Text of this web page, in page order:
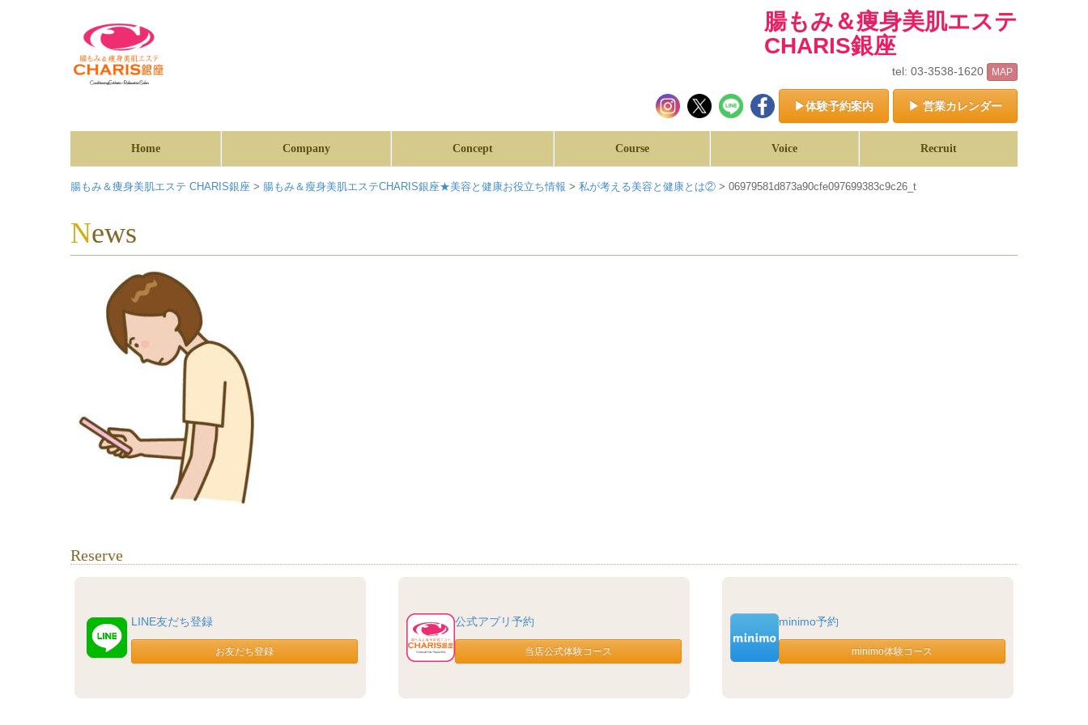
腸もみ＆痩身美肌エステ
CHARIS銀座
tel: 03-3538-1620 MAP
▶体験予約案内 ▶ 営業カレンダー
Home Company Concept Course Voice Recruit
腸もみ＆痩身美肌エステ CHARIS銀座 > 腸もみ＆瘦身美肌エステCHARIS銀座★美容と健康お役立ち情報 > 私が考える美容と健康とは② > 06979581d873a90cfe097699383c9c26_t
News
Reserve
LINE友だち登録 公式アプリ予約 minimo予約